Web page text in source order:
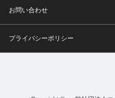
お問い合わせ
プライバシーポリシー